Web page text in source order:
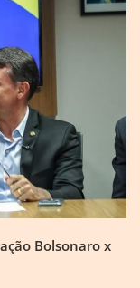
Bolsonaro x